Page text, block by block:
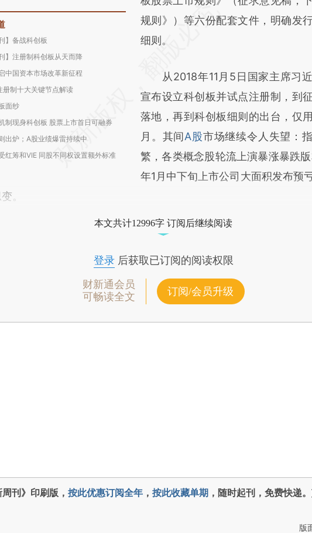
】备战科创板
】注册制科创板从天而降
中国资本市场改革新征程
册制十大关键节点解读
面纱
制现身科创板 股票上市首日可融券
出炉；A股业绩爆雷持续中
红筹和VIE 同股不同权设置额外标准
规则》）等六份配套文件，明确发
细则。
从2018年11月5日国家主席习
宣布设立科创板并试点注册制，到
落地，再到科创板细则的出台，仅
月。其间A股市场继续令人失望：
繁，各类概念股轮流上演暴涨暴跌
年1月中下旬上市公司大面积发布
。
本文共计12996字 订阅后继续阅读
登录后获取已订阅的阅读权限
财新通会员
可畅读全文
订阅/会员升级
刊》印刷版， 按此优惠订阅全年 ， 按此收藏单期 ，随时起刊，免费快递
版